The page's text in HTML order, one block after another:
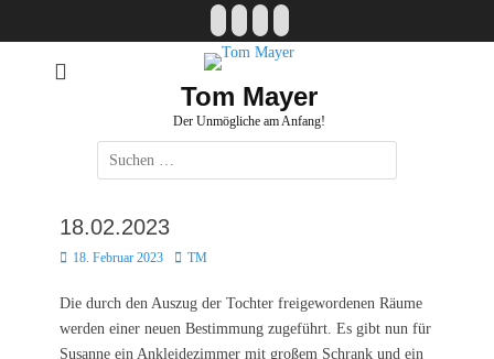
Mail
Tom Mayer
Der Unmögliche am Anfang!
Suche
nach:
18.02.2023
Posted
18. Februar 2023 Autor
TM
Die durch den Auszug der Tochter freigewordenen Räume
werden einer neuen Bestimmung zugeführt. Es gibt nun für
Susanne ein Ankleidezimmer mit großem Schrank und ein